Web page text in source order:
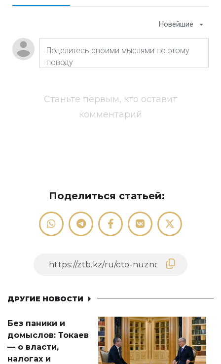
Новейшие
Станьте первым, кто оставит
комментарий
Поделиться статьей:
ДРУГИЕ НОВОСТИ
Без паники и
домыслов: Токаев
— о власти,
налогах и